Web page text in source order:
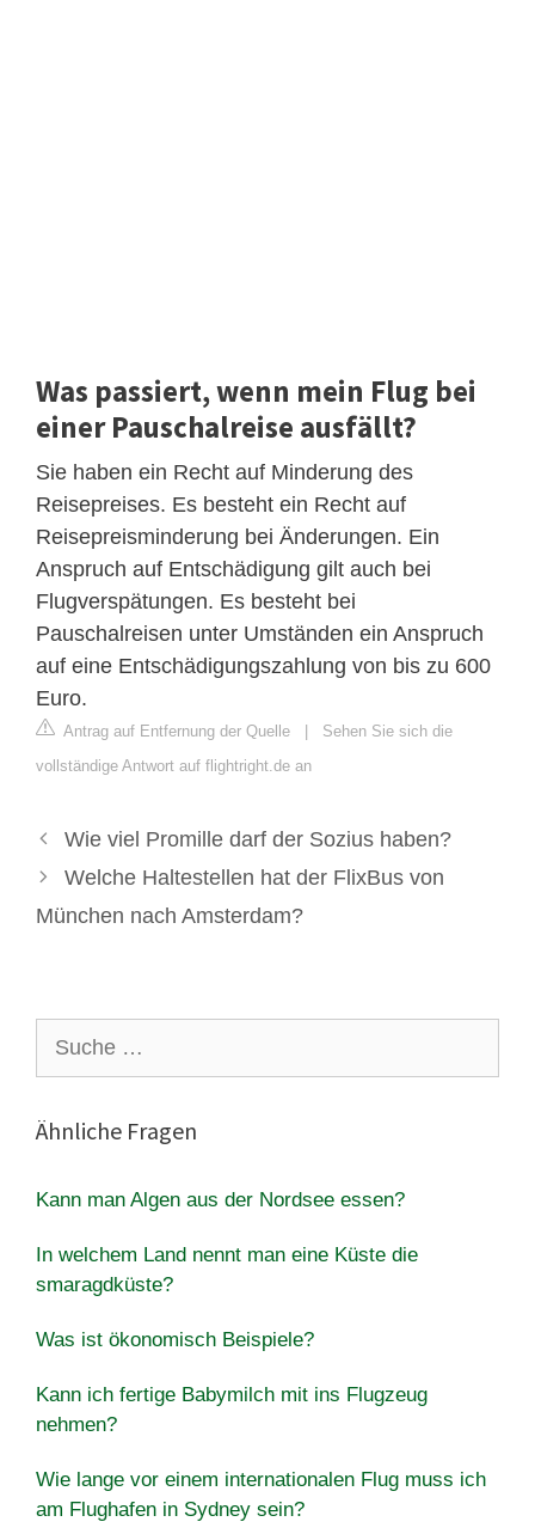
Was passiert, wenn mein Flug bei
einer Pauschalreise ausfällt?
Sie haben ein Recht auf Minderung des
Reisepreises. Es besteht ein Recht auf
Reisepreisminderung bei Änderungen. Ein
Anspruch auf Entschädigung gilt auch bei
Flugverspätungen. Es besteht bei
Pauschalreisen unter Umständen ein Anspruch
auf eine Entschädigungszahlung von bis zu 600
Euro.
Antrag auf Entfernung der Quelle | Sehen Sie sich die
vollständige Antwort auf flightright.de an
Wie viel Promille darf der Sozius haben?
Welche Haltestellen hat der FlixBus von
München nach Amsterdam?
nach:
Ähnliche Fragen
Kann man Algen aus der Nordsee essen?
In welchem Land nennt man eine Küste die
smaragdküste?
Was ist ökonomisch Beispiele?
Kann ich fertige Babymilch mit ins Flugzeug
nehmen?
Wie lange vor einem internationalen Flug muss ich
am Flughafen in Sydney sein?